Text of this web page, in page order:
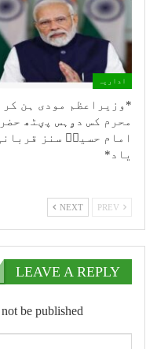
اداریہ
*وزیراعظم مودی ہن کر
محرم کس دۄہس پؠٹھ
امام حسینؑ سنز
یاد*
NEXT
LEAVE A REPLY
be published.